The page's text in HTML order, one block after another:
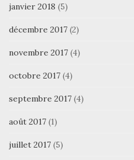
janvier 2018 (5)
décembre 2017 (2)
novembre 2017 (4)
octobre 2017 (4)
septembre 2017 (4)
août 2017 (1)
juillet 2017 (5)